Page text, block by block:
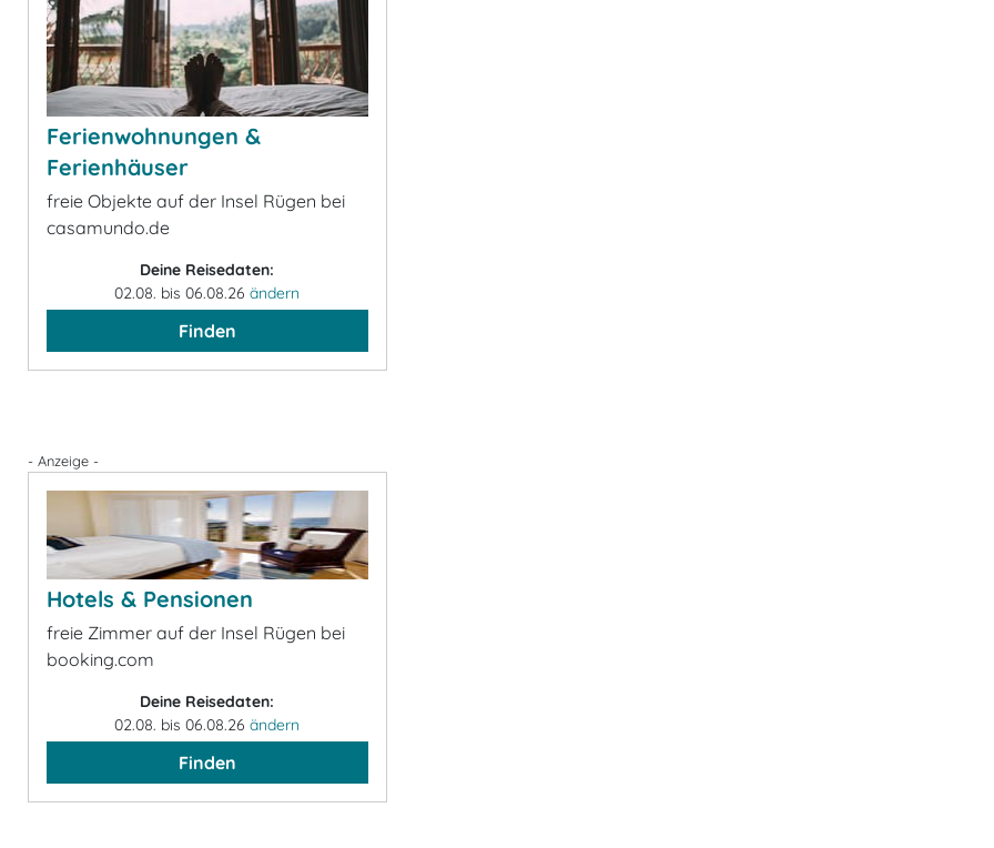
Ferienwohnungen &
Ferienhäuser
freie Objekte auf der Insel Rügen bei
casamundo.de
Deine Reisedaten:
02.08. bis 06.08.26ändern
Finden
- Anzeige -
Hotels & Pensionen
freie Zimmer auf der Insel Rügen bei
booking.com
Deine Reisedaten:
02.08. bis 06.08.26ändern
Finden